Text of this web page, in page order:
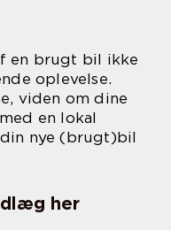
en brugt bil ikke
oplevelse.
viden om dine
en lokal
nye (brugt)bil
her